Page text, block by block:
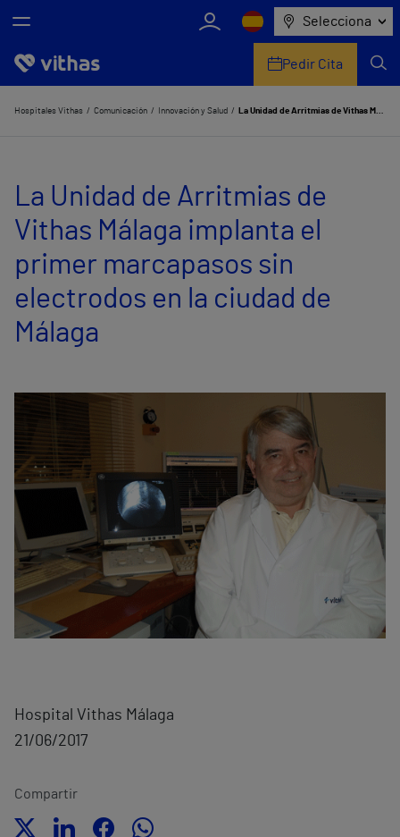
Selecciona
Nosotros
Servicios de salud
Equipo médico y asistencial
Información útil
Comunicación
Pedir Cita
Hospitales Vithas Comunicación Innovación y Salud La Unidad de Arritmias de Vithas Málaga implanta el primer marcapasos sin electrodos en la ciudad de Málaga
La Unidad de Arritmias de
Vithas Málaga implanta el
primer marcapasos sin
electrodos en la ciudad de
Málaga
Hospital Vithas Málaga
21/06/2017
Compartir